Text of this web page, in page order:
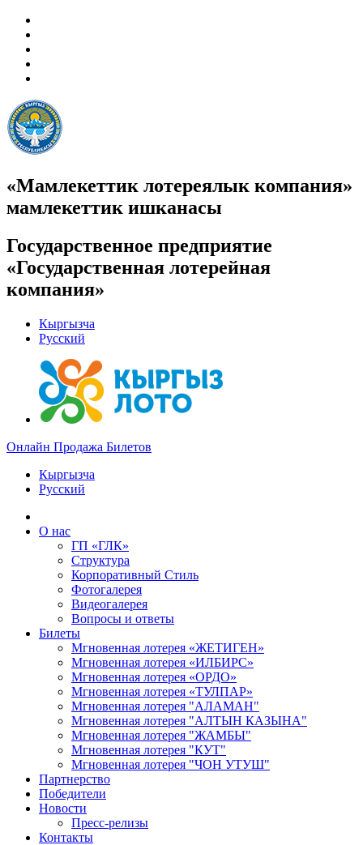
«Мамлекеттик лотереялык компания»
мамлекеттик ишканасы
Государственное предприятие
«Государственная лотерейная
компания»
Кыргызча
Русский
Онлайн Продажа Билетов
Кыргызча
Русский
О нас
ГП «ГЛК»
Структура
Корпоративный Стиль
Фотогалерея
Видеогалерея
Вопросы и ответы
Билеты
Мгновенная лотерея «ЖЕТИГЕН»
Мгновенная лотерея «ИЛБИРС»
Мгновенная лотерея «ОРДО»
Мгновенная лотерея «ТУЛПАР»
Мгновенная лотерея "АЛАМАН"
Мгновенная лотерея "АЛТЫН КАЗЫНА"
Мгновенная лотерея "ЖАМБЫ"
Мгновенная лотерея "КУТ"
Мгновенная лотерея "ЧОН УТУШ"
Партнерство
Победители
Новости
Пресс-релизы
Контакты